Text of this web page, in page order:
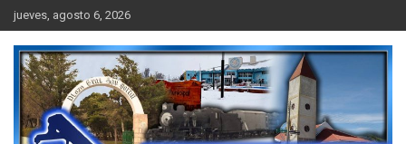
Skip
to
content
jueves, agosto 6, 2026